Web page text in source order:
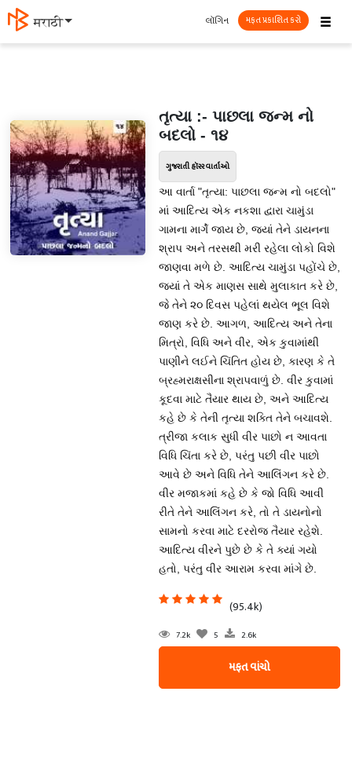
मराठी ☰
લૉગિન મફત પ્રકાશિત કરો
તૃત્યા :- પાછલા જન્મ નો
બદલો - ૧૪
ગુજરાતી હૉરર વાર્તાઓ
આ વાર્તા "તૃત્યા: પાછલા જન્મ નો બદલો"
માં આદિત્ય એક નકશા દ્વારા ચામુંડા
ગામના માર્ગે જાય છે, જ્યાં તેને ડાયનના
શ્રાપ અને તરસથી મરી રહેલા લોકો વિશે
જાણવા મળે છે. આદિત્ય ચામુંડા પહોંચે છે,
જ્યાં તે એક માણસ સાથે મુલાકાત કરે છે,
જે તેને ૨૦ દિવસ પહેલાં થયેલ ભૂલ વિશે
જાણ કરે છે. આગળ, આદિત્ય અને તેના
મિત્રો, વિધિ અને વીર, એક કુવામાંથી
પાણીને લઈને ચિંતિત હોય છે, કારણ કે તે
બ્રહ્મરાક્ષસીના શ્રાપવાળું છે. વીર કુવામાં
કૂદવા માટે તૈયાર થાય છે, અને આદિત્ય
કહે છે કે તેની તૃત્યા શક્તિ તેને બચાવશે.
ત્રીજા કલાક સુધી વીર પાછો ન આવતા
વિધિ ચિંતા કરે છે, પરંતુ પછી વીર પાછો
આવે છે અને વિધિ તેને આલિંગન કરે છે.
વીર મજાકમાં કહે છે કે જો વિધિ આવી
રીતે તેને આલિંગન કરે, તો તે ડાયનોનો
સામનો કરવા માટે દરરોજ તૈયાર રહેશે.
આદિત્ય વીરને પુછે છે કે તે ક્યાં ગયો
હતો, પરંતુ વીર આરામ કરવા માંગે છે.
(95.4k)
7.2k 5 2.6k
મફત વાંચો